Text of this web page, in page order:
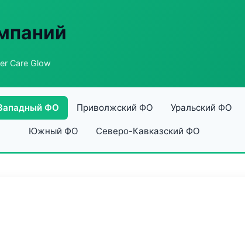
Care Glow
ФО Приволжский ФО Уральский ФО
Южный ФО Северо-Кавказский ФО